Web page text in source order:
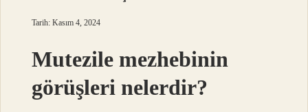
Tarih: Kasım 4, 2024
Mutezile mezhebinin
görüşleri nelerdir?